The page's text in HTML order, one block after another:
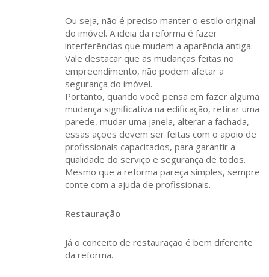
Ou seja, não é preciso manter o estilo original
do imóvel. A ideia da reforma é fazer
interferências que mudem a aparência antiga.
Vale destacar que as mudanças feitas no
empreendimento, não podem afetar a
segurança do imóvel.
Portanto, quando você pensa em fazer alguma
mudança significativa na edificação, retirar uma
parede, mudar uma janela, alterar a fachada,
essas ações devem ser feitas com o apoio de
profissionais capacitados, para garantir a
qualidade do serviço e segurança de todos.
Mesmo que a reforma pareça simples, sempre
conte com a ajuda de profissionais.
Restauração
Já o conceito de restauração é bem diferente
da reforma.